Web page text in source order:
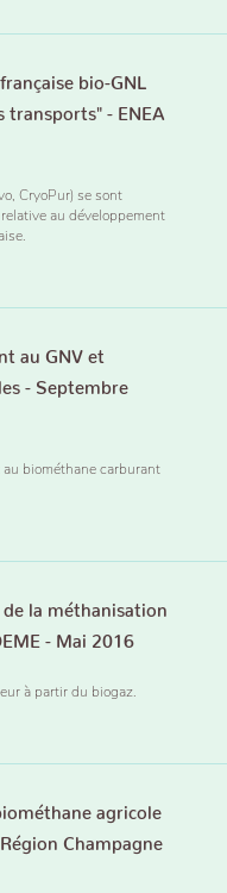
bio-GNL
transports" - ENEA
CryoPur) se sont
au développement
au GNV et
- Septembre
biométhane carburant
de la méthanisation
- Mai 2016
à partir du biogaz.
agricole
Champagne